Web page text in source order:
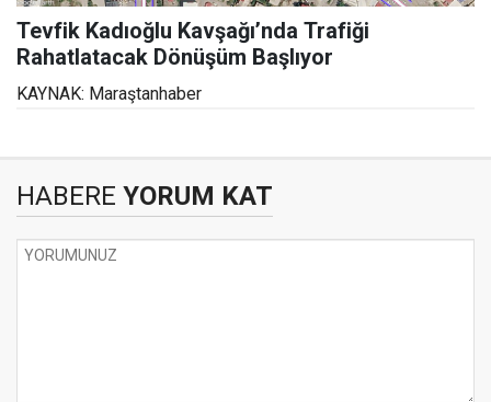
Tevfik Kadıoğlu Kavşağı’nda Trafiği
Rahatlatacak Dönüşüm Başlıyor
KAYNAK: Maraştanhaber
HABERE YORUM KAT